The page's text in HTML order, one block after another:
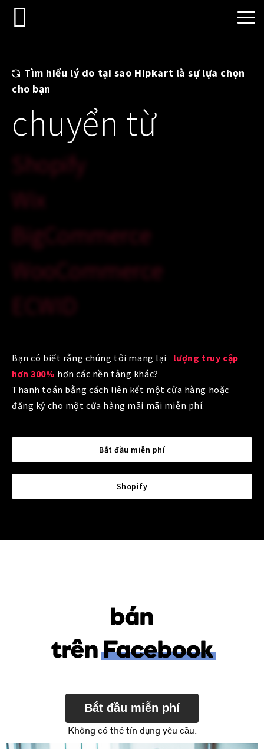
Tìm hiểu lý do tại sao Hipkart là sự lựa chọn
cho bạn
chuyển từ
Shopify
Wix
BigCommerce
WooCommerce
ECWID
Bạn có biết rằng chúng tôi mang lại
lượng truy cập
hơn 300% hơn các nền tảng khác?
Thanh toán bằng cách liên kết một cửa hàng hoặc
đăng ký cho một cửa hàng mãi mãi miễn phí.
Bắt đầu miễn phí
Shopify
bán
trênFacebook
Bắt đầu miễn phí
Không có thẻ tín dụng yêu cầu.